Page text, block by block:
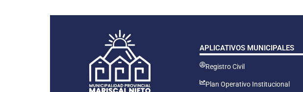
APLICATIVOS MUNICIPALES
Registro Civil
Plan Operativo Institucional